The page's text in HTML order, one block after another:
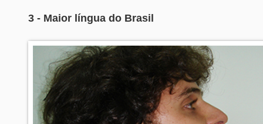
3 - Maior língua do Brasil